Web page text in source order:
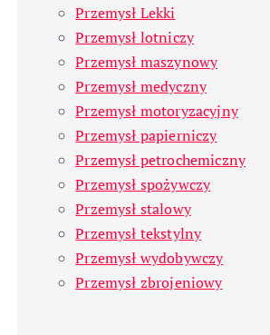
Przemysł Lekki
Przemysł lotniczy
Przemysł maszynowy
Przemysł medyczny
Przemysł motoryzacyjny
Przemysł papierniczy
Przemysł petrochemiczny
Przemysł spożywczy
Przemysł stalowy
Przemysł tekstylny
Przemysł wydobywczy
Przemysł zbrojeniowy